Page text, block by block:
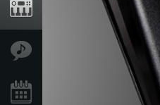
محصولات
ویژگی ها
رویدادها